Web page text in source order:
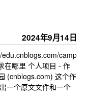
2024年9月14日
camp
在哪里 个人项目 - 作
(cnblogs.com) 这个作
一个原文文件和一个